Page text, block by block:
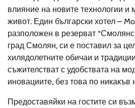
влияние на новите технологии и
живот. Един български хотел –
разположен в резерват
град Смолян, си е поставил за
хилядолетните обичаи и
съжителстват с удобствата на
иновациите, без това по никакъв
Предоставяйки на гостите си